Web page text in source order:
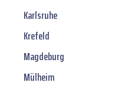
Karlsruhe
Krefeld
Magdeburg
Mülheim